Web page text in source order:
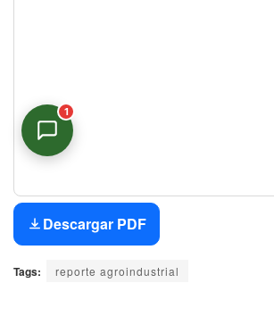
Descargar PDF
Tags: reporte agroindustrial
1
Asistente Virtual
En línea